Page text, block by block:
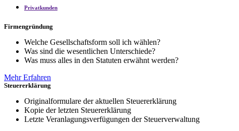
Privatkunden
Firmengründung
Welche Gesellschaftsform soll ich wählen?
Was sind die wesentlichen Unterschiede?
Was muss alles in den Statuten erwähnt werden?
Mehr Erfahren
Steuererklärung
Originalformulare der aktuellen Steuererklärung
Kopie der letzten Steuererklärung
Letzte Veranlagungsverfügungen der Steuerverwaltung